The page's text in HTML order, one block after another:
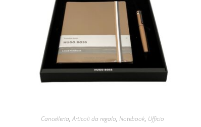
Cancelleria,Articoli da regalo, Notebook, Ufficio